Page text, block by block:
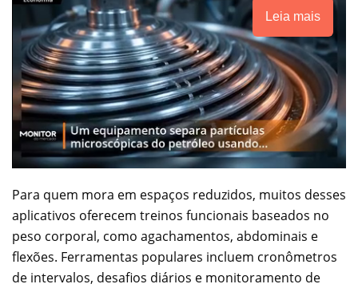
Leia mais
Para quem mora em espaços reduzidos, muitos desses
aplicativos oferecem treinos funcionais baseados no
peso corporal, como agachamentos, abdominais e
flexões. Ferramentas populares incluem cronômetros
de intervalos, desafios diários e monitoramento de